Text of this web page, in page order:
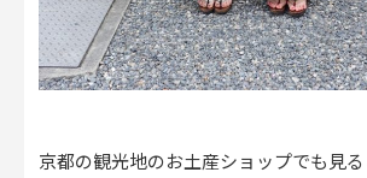
京都の観光地のお土産ショップでも見